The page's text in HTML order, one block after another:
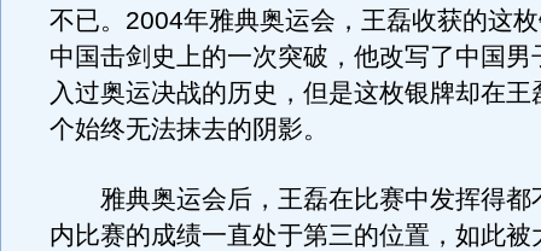
不已。2004年雅典奥运会，王磊收获的这
中国击剑史上的一次突破，他改写了中国男
入过奥运决战的历史，但是这枚银牌却在王
个始终无法抹去的阴影。
雅典奥运会后，王磊在比赛中发挥得都
内比赛的成绩一直处于第三的位置，如此被